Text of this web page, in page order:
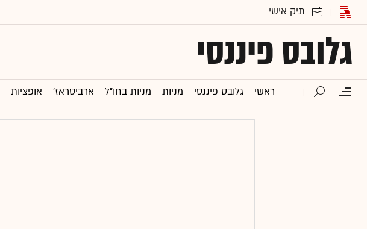
גלובס פיננסי
ראשי גלובס פיננסי מניות מניות בחו"ל ארביטראז' אופציות